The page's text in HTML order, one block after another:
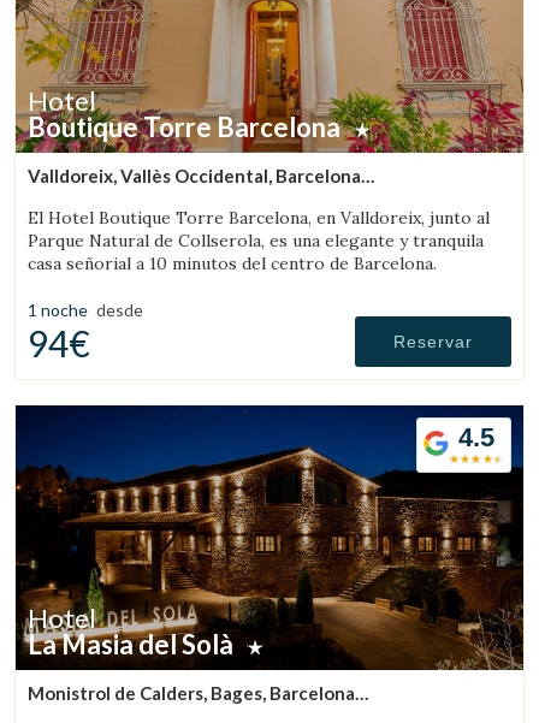
Hotel
Boutique Torre Barcelona
Valldoreix, Vallès Occidental, Barcelona
El Hotel Boutique Torre Barcelona, en Valldoreix, junto al
Parque Natural de Collserola, es una elegante y tranquila
casa señorial a 10 minutos del centro de Barcelona.
1 noche desde
94€ Reservar
4.5
Hotel
La Masia del Solà
Monistrol de Calders, Bages, Barcelona